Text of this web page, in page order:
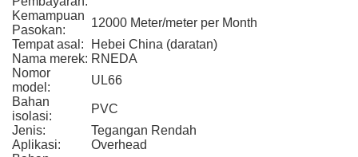
Kemampuan
Pasokan:
12000 Meter/meter per Month
Tempat asal:
Hebei China (daratan)
Nama merek: RNEDA
Nomor
model:
UL66
Bahan
isolasi:
PVC
Jenis:
Tegangan Rendah
Aplikasi:
Overhead